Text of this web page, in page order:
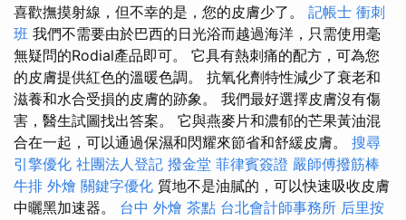
喜歡撫摸射線，但不幸的是，您的皮膚少了。 記帳士 衝刺
班 我們不需要由於巴西的日光浴而越過海洋，只需使用毫
無疑問的Rodial產品即可。 它具有熱刺痛的配方，可為您
的皮膚提供紅色的溫暖色調。 抗氧化劑特性減少了衰老和
滋養和水合受損的皮膚的跡象。 我們最好選擇皮膚沒有傷
害，醫生試圖找出答案。 它與燕麥片和濃郁的芒果黃油混
合在一起，可以通過保濕和閃耀來節省和舒緩皮膚。 搜尋
引擎優化 社團法人登記 撥金堂 菲律賓簽證 嚴師傅撥筋棒
牛排 外燴 關鍵字優化 質地不是油膩的，可以快速吸收皮膚
中曬黑加速器。 台中 外燴 茶點 台北會計師事務所 后里按